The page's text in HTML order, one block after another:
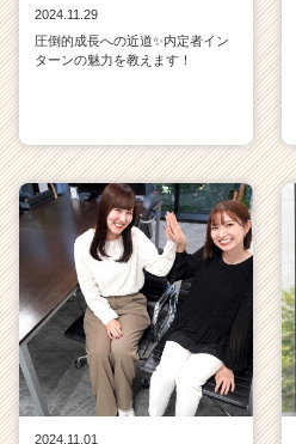
C
2024.11.29
圧倒的成長への近道✨内定者イン
ターンの魅力を教えます！
2024.11.01